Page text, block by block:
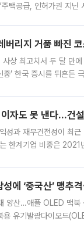
주택공급, 인허가권 지닌
버리지 거품 빠진
상 최고치서 두 달 만에
중’ 한국 증시를 뒤흔든
이자도 못 낸다…
성과 재무건전성이 최
한계기업 비중은 2021
성에 ‘중국산’ 맹추
양산…애플 OLED 맥북
유기발광다이오드